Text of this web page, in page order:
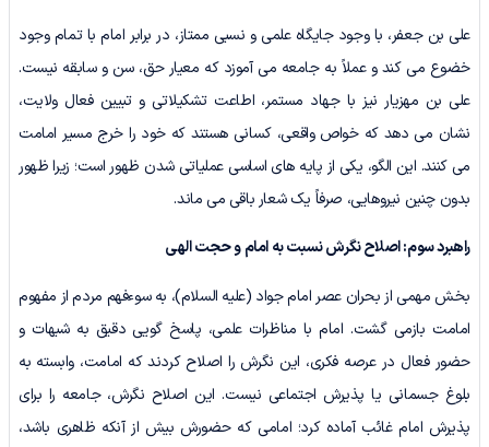
علی بن جعفر، با وجود جایگاه علمی و نسبی ممتاز، در برابر امام با تمام وجود
خضوع می کند و عملاً به جامعه می آموزد که معیار حق، سن و سابقه نیست.
علی بن مهزیار نیز با جهاد مستمر، اطاعت تشکیلاتی و تبیین فعال ولایت،
نشان می دهد که خواص واقعی، کسانی هستند که خود را خرج مسیر امامت
می کنند. این الگو، یکی از پایه های اساسی عملیاتی شدن ظهور است؛ زیرا ظهور
بدون چنین نیروهایی، صرفاً یک شعار باقی می ماند.
راهبرد سوم: اصلاح نگرش نسبت به امام و حجت الهی
بخش مهمی از بحران عصر امام جواد (علیه السلام)، به سوءفهم مردم از مفهوم
امامت بازمی گشت. امام با مناظرات علمی، پاسخ گویی دقیق به شبهات و
حضور فعال در عرصه فکری، این نگرش را اصلاح کردند که امامت، وابسته به
بلوغ جسمانی یا پذیرش اجتماعی نیست. این اصلاح نگرش، جامعه را برای
پذیرش امام غائب آماده کرد؛ امامی که حضورش بیش از آنکه ظاهری باشد،